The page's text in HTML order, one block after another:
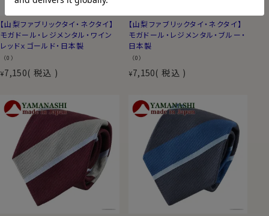
【山梨ファブリックタイ・ネクタイ】
モガドール・レジメンタル・ワイン
レッドｘゴールド・日本製
（0）
¥7,150 税込
【山梨ファブリックタイ・ネクタイ】
モガドール・レジメンタル・ブルー・
日本製
（0）
¥7,150 税込